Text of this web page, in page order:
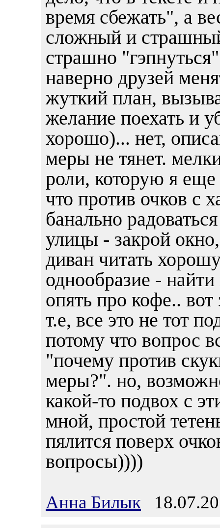
время сбежать", а
сложный и
страшно
наверно друзей
жуткий план,
желание поехать и
хорошо)... нет,
меры не тянет.
роли, которую я
что против очков с
банально
улицы - закрой
диван читать
однообразие -
опять про кофе..
т.е, все это не тот
потому что вопрос
"почему против
меры?". но,
какой-то подвох с
мной, простой
пялится поверх
вопросы))))
Анна Билык